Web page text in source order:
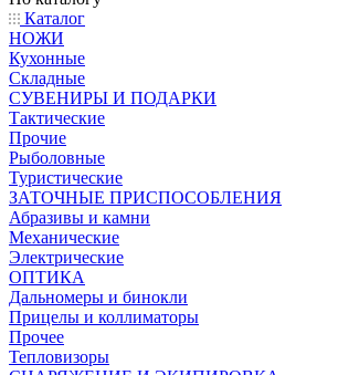
Каталог
НОЖИ
Кухонные
Складные
СУВЕНИРЫ И ПОДАРКИ
Тактические
Прочие
Рыболовные
Туристические
ЗАТОЧНЫЕ ПРИСПОСОБЛЕНИЯ
Абразивы и камни
Механические
Электрические
ОПТИКА
Дальномеры и бинокли
Прицелы и коллиматоры
Прочее
Тепловизоры